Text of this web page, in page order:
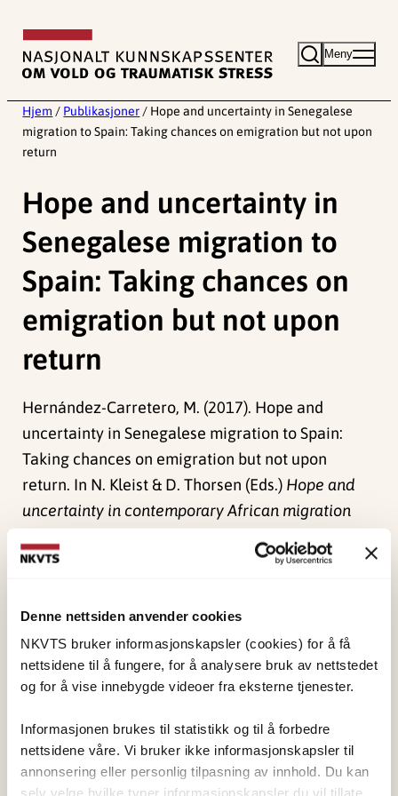
Denne nettsiden anvender cookies
NKVTS bruker informasjonskapsler (cookies) for å få
nettsidene til å fungere, for å analysere bruk av nettstedet
og for å vise innebygde videoer fra eksterne tjenester.
Informasjonen brukes til statistikk og til å forbedre
nettsidene våre. Vi bruker ikke informasjonskapsler til
annonsering eller personlig tilpasning av innhold. Du kan
selv velge hvilke typer informasjonskapsler du vil tillate.
innhold
Meny
Hjem / Publikasjoner / Hope and uncertainty in Senegalese
migration to Spain: Taking chances on emigration but not upon
return
Hope and uncertainty in
Senegalese migration to
Spain: Taking chances on
emigration but not upon
return
Hernández-Carretero, M. (2017). Hope and
uncertainty in Senegalese migration to Spain:
Taking chances on emigration but not upon
return. In N. Kleist & D. Thorsen (Eds.) Hope and
uncertainty in contemporary African migration
Sist redigert:8. august 2026
NKVTS utvikler og sprer kunnskap og kompetanse
om vold og traumatisk stress. Formålet er å bidra